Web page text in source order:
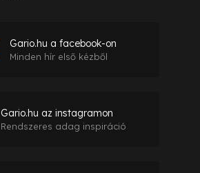
Gario.hu a facebook-on
Minden hír első kézből
Gario.hu az instagramon
Rendszeres adag inspiráció